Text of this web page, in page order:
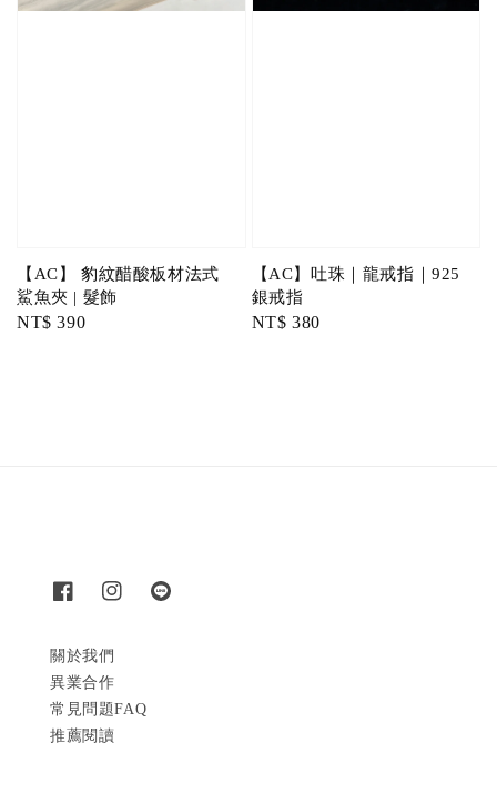
【AC】 豹紋醋酸板材法式
鯊魚夾 | 髮飾
Regular
NT$ 390
【AC】吐珠｜龍戒指｜925
銀戒指
Regular
NT$ 380
關於我們
異業合作
常見問題FAQ
推薦閱讀